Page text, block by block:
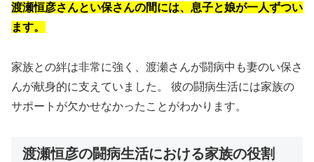
渡瀬恒彦さんとい保さんの間には、息子と娘が一人ずつい
ます。
家族との絆は非常に強く、渡瀬さんが闘病中も妻のい保さ
んが献身的に支えていました。 彼の闘病生活には家族の
サポートが欠かせなかったことがわかります。
渡瀬恒彦の闘病生活における家族の役割